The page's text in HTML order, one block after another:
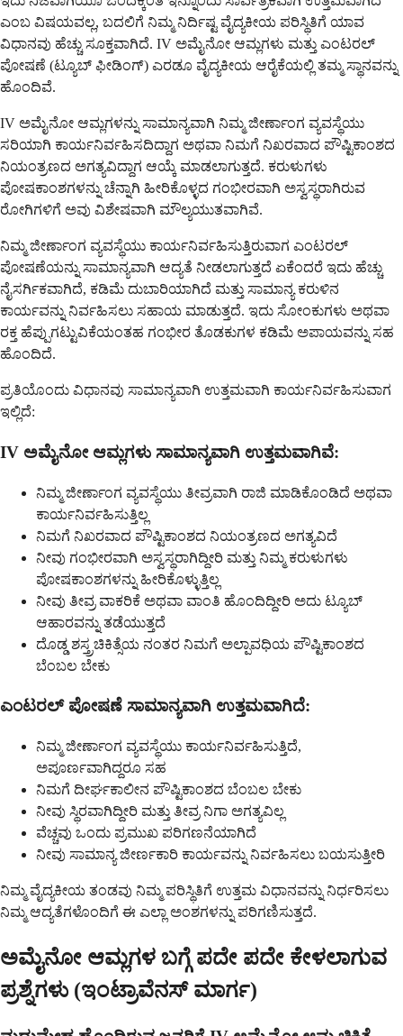
ಎಂಬ ವಿಷಯವಲ್ಲ, ಬದಲಿಗೆ ನಿಮ್ಮ ನಿರ್ದಿಷ್ಟ ವೈದ್ಯಕೀಯ ಪರಿಸ್ಥಿತಿಗೆ ಯಾವ
ವಿಧಾನವು ಹೆಚ್ಚು ಸೂಕ್ತವಾಗಿದೆ. IV ಅಮೈನೋ ಆಮ್ಲಗಳು ಮತ್ತು ಎಂಟರಲ್
ಪೋಷಣೆ (ಟ್ಯೂಬ್ ಫೀಡಿಂಗ್) ಎರಡೂ ವೈದ್ಯಕೀಯ ಆರೈಕೆಯಲ್ಲಿ ತಮ್ಮ ಸ್ಥಾನವನ್ನು
ಹೊಂದಿವೆ.
IV ಅಮೈನೋ ಆಮ್ಲಗಳನ್ನು ಸಾಮಾನ್ಯವಾಗಿ ನಿಮ್ಮ ಜೀರ್ಣಾಂಗ ವ್ಯವಸ್ಥೆಯು
ಸರಿಯಾಗಿ ಕಾರ್ಯನಿರ್ವಹಿಸದಿದ್ದಾಗ ಅಥವಾ ನಿಮಗೆ ನಿಖರವಾದ ಪೌಷ್ಟಿಕಾಂಶದ
ನಿಯಂತ್ರಣದ ಅಗತ್ಯವಿದ್ದಾಗ ಆಯ್ಕೆ ಮಾಡಲಾಗುತ್ತದೆ. ಕರುಳುಗಳು
ಪೋಷಕಾಂಶಗಳನ್ನು ಚೆನ್ನಾಗಿ ಹೀರಿಕೊಳ್ಳದ ಗಂಭೀರವಾಗಿ ಅಸ್ವಸ್ಥರಾಗಿರುವ
ರೋಗಿಗಳಿಗೆ ಅವು ವಿಶೇಷವಾಗಿ ಮೌಲ್ಯಯುತವಾಗಿವೆ.
ನಿಮ್ಮ ಜೀರ್ಣಾಂಗ ವ್ಯವಸ್ಥೆಯು ಕಾರ್ಯನಿರ್ವಹಿಸುತ್ತಿರುವಾಗ ಎಂಟರಲ್
ಪೋಷಣೆಯನ್ನು ಸಾಮಾನ್ಯವಾಗಿ ಆದ್ಯತೆ ನೀಡಲಾಗುತ್ತದೆ ಏಕೆಂದರೆ ಇದು ಹೆಚ್ಚು
ನೈಸರ್ಗಿಕವಾಗಿದೆ, ಕಡಿಮೆ ದುಬಾರಿಯಾಗಿದೆ ಮತ್ತು ಸಾಮಾನ್ಯ ಕರುಳಿನ
ಕಾರ್ಯವನ್ನು ನಿರ್ವಹಿಸಲು ಸಹಾಯ ಮಾಡುತ್ತದೆ. ಇದು ಸೋಂಕುಗಳು ಅಥವಾ
ರಕ್ತ ಹೆಪ್ಪುಗಟ್ಟುವಿಕೆಯಂತಹ ಗಂಭೀರ ತೊಡಕುಗಳ ಕಡಿಮೆ ಅಪಾಯವನ್ನು ಸಹ
ಹೊಂದಿದೆ.
ಪ್ರತಿಯೊಂದು ವಿಧಾನವು ಸಾಮಾನ್ಯವಾಗಿ ಉತ್ತಮವಾಗಿ ಕಾರ್ಯನಿರ್ವಹಿಸುವಾಗ
ಇಲ್ಲಿದೆ:
IV ಅಮೈನೋ ಆಮ್ಲಗಳು ಸಾಮಾನ್ಯವಾಗಿ ಉತ್ತಮವಾಗಿವೆ:
ನಿಮ್ಮ ಜೀರ್ಣಾಂಗ ವ್ಯವಸ್ಥೆಯು ತೀವ್ರವಾಗಿ ರಾಜಿ ಮಾಡಿಕೊಂಡಿದೆ ಅಥವಾ
ಕಾರ್ಯನಿರ್ವಹಿಸುತ್ತಿಲ್ಲ
ನಿಮಗೆ ನಿಖರವಾದ ಪೌಷ್ಟಿಕಾಂಶದ ನಿಯಂತ್ರಣದ ಅಗತ್ಯವಿದೆ
ನೀವು ಗಂಭೀರವಾಗಿ ಅಸ್ವಸ್ಥರಾಗಿದ್ದೀರಿ ಮತ್ತು ನಿಮ್ಮ ಕರುಳುಗಳು
ಪೋಷಕಾಂಶಗಳನ್ನು ಹೀರಿಕೊಳ್ಳುತ್ತಿಲ್ಲ
ನೀವು ತೀವ್ರ ವಾಕರಿಕೆ ಅಥವಾ ವಾಂತಿ ಹೊಂದಿದ್ದೀರಿ ಅದು ಟ್ಯೂಬ್
ಆಹಾರವನ್ನು ತಡೆಯುತ್ತದೆ
ದೊಡ್ಡ ಶಸ್ತ್ರಚಿಕಿತ್ಸೆಯ ನಂತರ ನಿಮಗೆ ಅಲ್ಪಾವಧಿಯ ಪೌಷ್ಟಿಕಾಂಶದ
ಬೆಂಬಲ ಬೇಕು
ಎಂಟರಲ್ ಪೋಷಣೆ ಸಾಮಾನ್ಯವಾಗಿ ಉತ್ತಮವಾಗಿದೆ:
ನಿಮ್ಮ ಜೀರ್ಣಾಂಗ ವ್ಯವಸ್ಥೆಯು ಕಾರ್ಯನಿರ್ವಹಿಸುತ್ತಿದೆ,
ಅಪೂರ್ಣವಾಗಿದ್ದರೂ ಸಹ
ನಿಮಗೆ ದೀರ್ಘಕಾಲೀನ ಪೌಷ್ಟಿಕಾಂಶದ ಬೆಂಬಲ ಬೇಕು
ನೀವು ಸ್ಥಿರವಾಗಿದ್ದೀರಿ ಮತ್ತು ತೀವ್ರ ನಿಗಾ ಅಗತ್ಯವಿಲ್ಲ
ವೆಚ್ಚವು ಒಂದು ಪ್ರಮುಖ ಪರಿಗಣನೆಯಾಗಿದೆ
ನೀವು ಸಾಮಾನ್ಯ ಜೀರ್ಣಕಾರಿ ಕಾರ್ಯವನ್ನು ನಿರ್ವಹಿಸಲು ಬಯಸುತ್ತೀರಿ
ನಿಮ್ಮ ವೈದ್ಯಕೀಯ ತಂಡವು ನಿಮ್ಮ ಪರಿಸ್ಥಿತಿಗೆ ಉತ್ತಮ ವಿಧಾನವನ್ನು ನಿರ್ಧರಿಸಲು
ನಿಮ್ಮ ಆದ್ಯತೆಗಳೊಂದಿಗೆ ಈ ಎಲ್ಲಾ ಅಂಶಗಳನ್ನು ಪರಿಗಣಿಸುತ್ತದೆ.
ಅಮೈನೋ ಆಮ್ಲಗಳ ಬಗ್ಗೆ ಪದೇ ಪದೇ ಕೇಳಲಾಗುವ
ಪ್ರಶ್ನೆಗಳು (ಇಂಟ್ರಾವೆನಸ್ ಮಾರ್ಗ)